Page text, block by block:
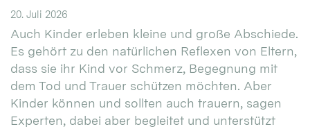
20. Juli 2026
Auch Kinder erleben kleine und große Abschiede.
Es gehört zu den natürlichen Reflexen von Eltern,
dass sie ihr Kind vor Schmerz, Begegnung mit
dem Tod und Trauer schützen möchten. Aber
Kinder können und sollten auch trauern, sagen
Experten, dabei aber begleitet und unterstützt